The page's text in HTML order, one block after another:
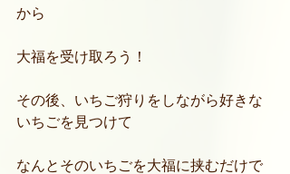
から
大福を受け取ろう！
その後、いちご狩りをしながら好きな
いちごを見つけて
なんとそのいちごを大福に挟むだけで